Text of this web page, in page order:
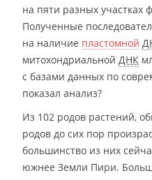
на пяти разных участках
Полученные
на наличие пластомной
митохондриальной ДНК
с базами данных по
показал анализ?
Из 102 родов растений,
родов до сих пор
большинство из них
южнее Земли Пири.